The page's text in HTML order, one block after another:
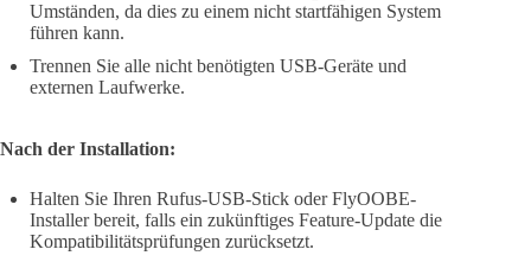
Umständen, da dies zu einem nicht startfähigen System
führen kann.
Trennen Sie alle nicht benötigten USB-Geräte und
externen Laufwerke.
Nach der Installation:
Halten Sie Ihren Rufus-USB-Stick oder FlyOOBE-
Installer bereit, falls ein zukünftiges Feature-Update die
Kompatibilitätsprüfungen zurücksetzt.